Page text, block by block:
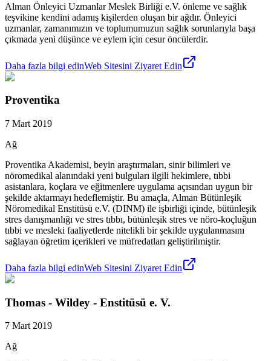
Alman Önleyici Uzmanlar Meslek Birliği e.V. önleme ve sağlık
teşvikine kendini adamış kişilerden oluşan bir ağdır. Önleyici
uzmanlar, zamanımızın ve toplumumuzun sağlık sorunlarıyla başa
çıkmada yeni düşünce ve eylem için cesur öncülerdir.
Daha fazla bilgi edinWeb Sitesini Ziyaret Edin
Proventika
7 Mart 2019
Ağ
Proventika Akademisi, beyin araştırmaları, sinir bilimleri ve
nöromedikal alanındaki yeni bulguları ilgili hekimlere, tıbbi
asistanlara, koçlara ve eğitmenlere uygulama açısından uygun bir
şekilde aktarmayı hedeflemiştir. Bu amaçla, Alman Bütünleşik
Nöromedikal Enstitüsü e.V. (DINM) ile işbirliği içinde, bütünleşik
stres danışmanlığı ve stres tıbbı, bütünleşik stres ve nöro-koçluğun
tıbbi ve mesleki faaliyetlerde nitelikli bir şekilde uygulanmasını
sağlayan öğretim içerikleri ve müfredatları geliştirilmiştir.
Daha fazla bilgi edinWeb Sitesini Ziyaret Edin
Thomas - Wildey - Enstitüsü e. V.
7 Mart 2019
Ağ